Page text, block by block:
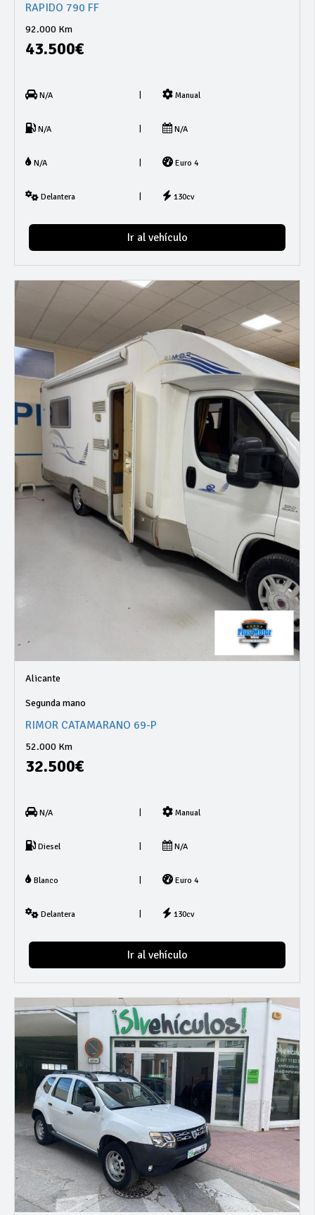
RAPIDO 790 FF
92.000 Km
43.500€
N/A Manual
N/A N/A
N/A Euro 4
Delantera 130cv
Ir al vehículo
Alicante
Segunda mano
RIMOR CATAMARANO 69-P
52.000 Km
32.500€
N/A Manual
Diesel N/A
Blanco Euro 4
Delantera 130cv
Ir al vehículo